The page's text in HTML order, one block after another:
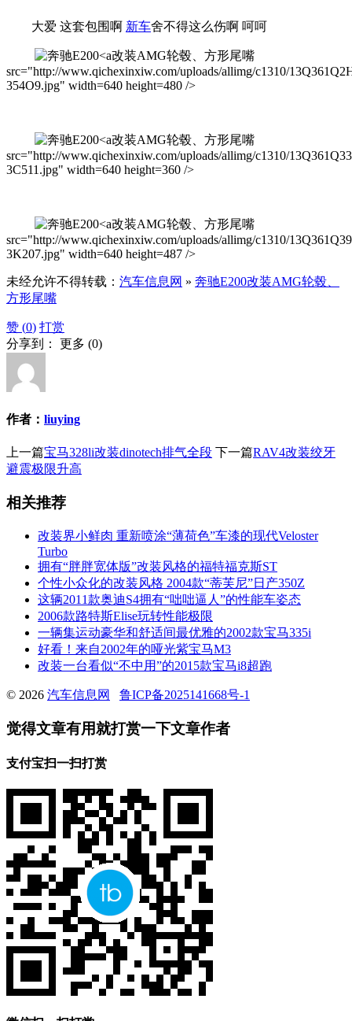
大爱 这套包围啊 新车舍不得这么伤啊 呵呵
改装AMG轮毂、方形尾嘴
src="http://www.qichexinxiw.com/uploads/allimg/c1310/
354O9.jpg" width=640 height=480 />
改装AMG轮毂、方形尾嘴
src="http://www.qichexinxiw.com/uploads/allimg/c1310/
3C511.jpg" width=640 height=360 />
改装AMG轮毂、方形尾嘴
src="http://www.qichexinxiw.com/uploads/allimg/c1310/
3K207.jpg" width=640 height=487 />
未经允许不得转载： 汽车信息网 » 奔驰E200改装AMG轮毂、
方形尾嘴
赞 (0) 打赏
分享到： 更多 (0)
作者： liuying
上一篇宝马328li改装dinotech排气全段 下一篇RAV4改装绞牙
避震极限升高
相关推荐
改装界小鲜肉 重新喷涂“薄荷色”车漆的现代Veloster
Turbo
拥有“胖胖宽体版”改装风格的福特福克斯ST
个性小众化的改装风格 2004款“蒂芙尼”日产350Z
这辆2011款奥迪S4拥有“咄咄逼人”的性能车姿态
2006款路特斯Elise玩转性能极限
一辆集运动豪华和舒适间最优雅的2002款宝马335i
好看！来自2002年的哑光紫宝马M3
改装一台看似“不中用”的2015款宝马i8超跑
© 2026 汽车信息网 鲁ICP备2025141668号-1
觉得文章有用就打赏一下文章作者
支付宝扫一扫打赏